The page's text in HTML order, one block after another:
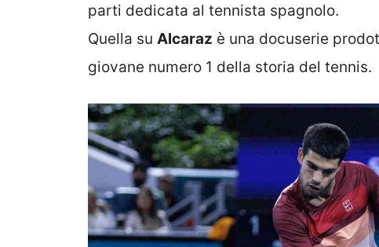
parti dedicata al tennista spagnolo.
Quella su Alcaraz è una docuserie
giovane numero 1 della storia del tennis.